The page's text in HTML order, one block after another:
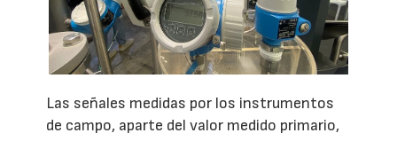
Las señales medidas por los instrumentos
de campo, aparte del valor medido primario,